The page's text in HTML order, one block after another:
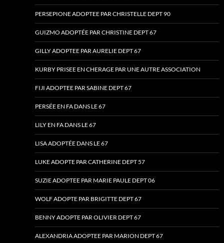
PERSEPIONE ADOPTEE PAR CHRISTELLE DEPT 90
GUIZMO ADOPTÉE PAR CHRISTINE DEPT 67
GILLY ADOPTEE PAR AURELIE DEPT 67
KURBY PRISEE EN CHERAGE PAR UNE AUTRE ASSOCIATION
FIJI ADOPTEE PAR SABINE DEPT 67
PERSÉE EN FA DANS LE 67
LILY EN FA DANS LE 67
LISA ADOPTÉE DANS LE 67
LUKE ADOPTE PAR CATHERINE DEPT 57
SUZIE ADOPTEE PAR MARIE PAULE DEPT 06
WOLF ADOPTE PAR BRIGITTE DEPT 67
BENNY ADOPTE PAR OLIVIER DEPT 67
ALEXANDRIA ADOPTEE PAR MARION DEPT 67